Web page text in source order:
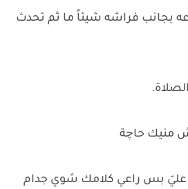
بجانب فراشه شيئاً ما ثم تحدث
منيك حاچة
بس راعي كلامك شوي جدام